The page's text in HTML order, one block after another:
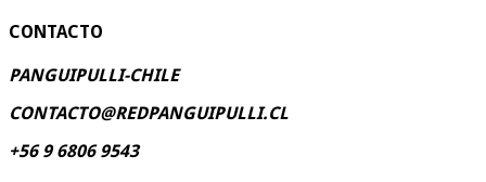
CONTACTO
PANGUIPULLI-CHILE
CONTACTO@REDPANGUIPULLI.CL
+56 9 6806 9543